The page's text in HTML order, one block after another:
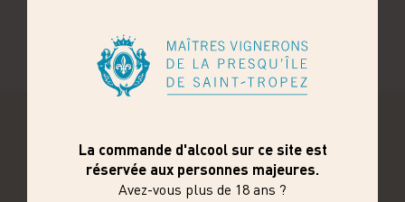
familiale. Aujourd’hui ce vignoble est conduit en
Agriculture Biologique.
Les sols très caillouteux à matrice argilo-sableuse
rouge permettent d’obtenir desraisins à maturité